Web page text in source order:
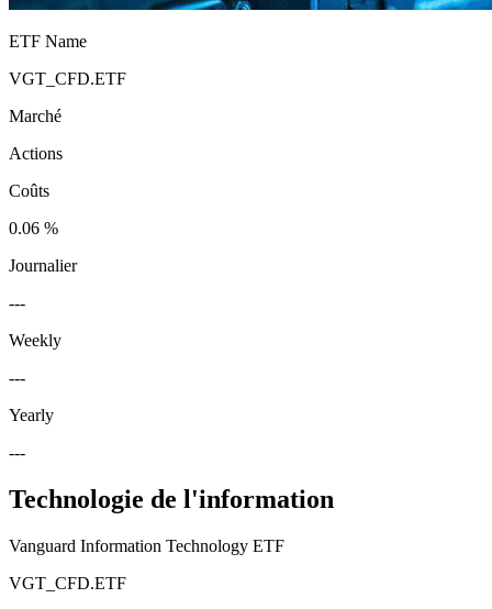
ETF Name
VGT_CFD.ETF
Marché
Actions
Coûts
0.06 %
Journalier
---
Weekly
---
Yearly
---
Technologie de l'information
Vanguard Information Technology ETF
VGT_CFD.ETF